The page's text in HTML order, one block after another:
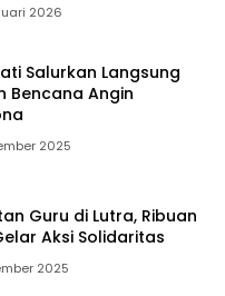
2026
Salurkan Langsung
Bencana Angin
2025
Guru di Lutra, Ribuan
Aksi Solidaritas
2025